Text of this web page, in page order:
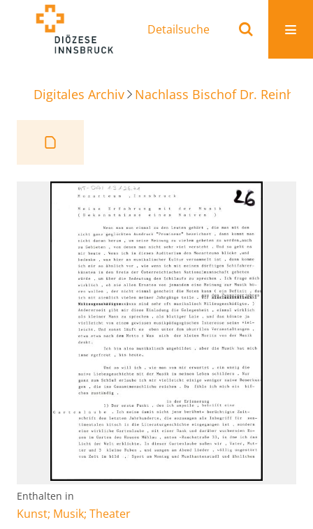
Detailsuche
Digitales Archiv Nachlass Bischof Dr.
Enthalten in
Kunst; Musik; Theater